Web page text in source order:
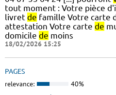
tout moment : Votre pièce
livret de famille Votre carte
attestation Votre carte de
domicile de moins
18/02/2026 15:25
PAGES
relevance: 40%